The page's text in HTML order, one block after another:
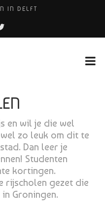
IN DELFT
￼
SPOT!
en wil je die wel
zo leuk om dit te
Dan leer je
Studenten
kortingen.
rijscholen gezet die
Groningen.